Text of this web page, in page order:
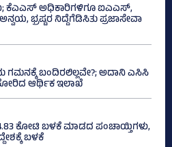
ಕೆಎಎಸ್ ಅಧಿಕಾರಿಗಳಿಗೂ ಐಎಎಸ್‌,
ಭ್ರಷ್ಟರ ನಿದ್ದೆಗೆಡಿಸಿತು ಪ್ರಜಾಸೇವಾ
ಗಮನಕ್ಕೆ ಬಂದಿರಲಿಲ್ಲವೇ?; ಅದಾನಿ ಎಸಿಸಿ
ಆರ್ಥಿಕ ಇಲಾಖೆ
ಕೋಟಿ ಬಳಕೆ ಮಾಡದ ಪಂಚಾಯ್ತಿಗಳು,
ಬಳಕೆ